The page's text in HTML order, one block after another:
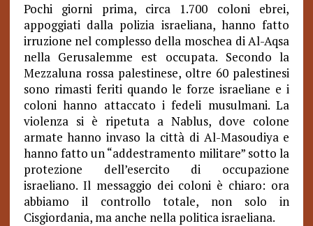
Pochi giorni prima, circa 1.700 coloni ebrei,
appoggiati dalla polizia israeliana, hanno fatto
irruzione nel complesso della moschea di Al-Aqsa
nella Gerusalemme est occupata. Secondo la
Mezzaluna rossa palestinese, oltre 60 palestinesi
sono rimasti feriti quando le forze israeliane e i
coloni hanno attaccato i fedeli musulmani. La
violenza si è ripetuta a Nablus, dove colone
armate hanno invaso la città di Al-Masoudiya e
hanno fatto un “addestramento militare” sotto la
protezione dell’esercito di occupazione
israeliano. Il messaggio dei coloni è chiaro: ora
abbiamo il controllo totale, non solo in
Cisgiordania, ma anche nella politica israeliana.